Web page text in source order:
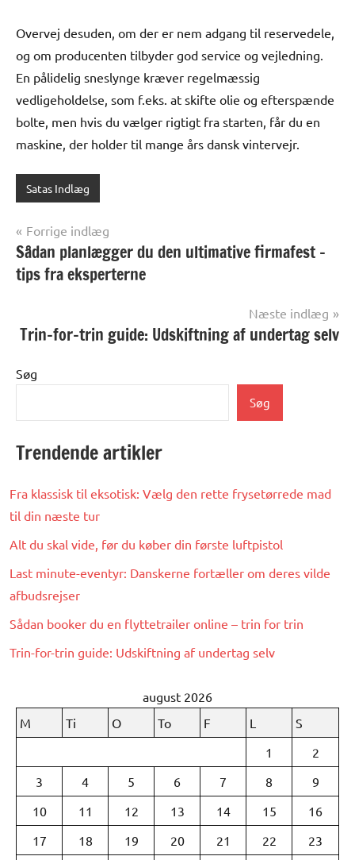
Overvej desuden, om der er nem adgang til reservedele,
og om producenten tilbyder god service og vejledning.
En pålidelig sneslynge kræver regelmæssig
vedligeholdelse, som f.eks. at skifte olie og efterspænde
bolte, men hvis du vælger rigtigt fra starten, får du en
maskine, der holder til mange års dansk vintervejr.
Satas Indlæg
Indlægsnavigation
Forrige indlæg
Sådan planlægger du den ultimative firmafest –
tips fra eksperterne
Næste indlæg
Trin-for-trin guide: Udskiftning af undertag selv
Søg
Søg
Trendende artikler
Fra klassisk til eksotisk: Vælg den rette frysetørrede mad
til din næste tur
Alt du skal vide, før du køber din første luftpistol
Last minute-eventyr: Danskerne fortæller om deres vilde
afbudsrejser
Sådan booker du en flyttetrailer online – trin for trin
Trin-for-trin guide: Udskiftning af undertag selv
august 2026
M
Ti O To F L
S
1
2
3
4 5 6 7 8
9
10
11 12 13 14 15
16
17
18 19 20 21 22
23